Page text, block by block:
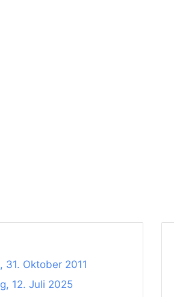
31. Oktober 2011
12. Juli 2025